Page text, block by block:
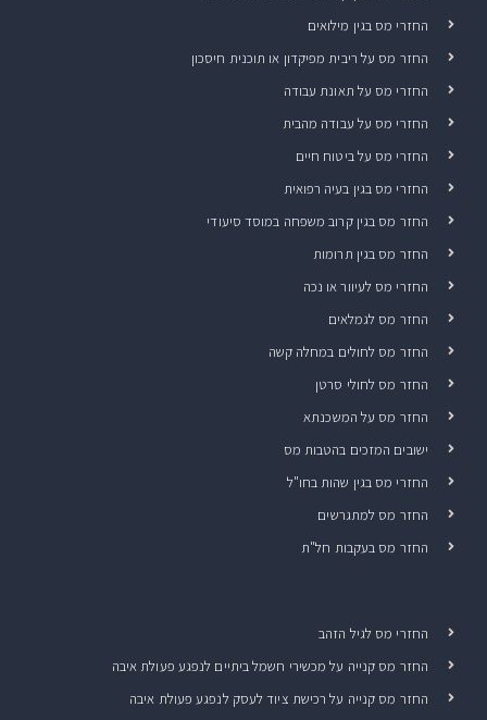
החזרי מס בגין מילואים
החזר מס על ריבית מפיקדון או תוכנית חיסכון
החזרי מס על תאונת עבודה
החזרי מס על עבודה מהבית
החזרי מס על ביטוח חיים
החזרי מס בגין בעיה רפואית
החזר מס בגין קרוב משפחה במוסד סיעודי
החזר מס בגין תרומות
החזרי מס לעיוור או נכה
החזר מס לגמלאים
החזר מס לחולים במחלה קשה
החזר מס לחולי סרטן
החזר מס על המשכנתא
ישובים המזכים בהטבות מס
החזרי מס בגין שהות בחו"ל
החזר מס למתגרשים
החזר מס בעקבות חל"ת
החזרי מס לגיל הזהב
החזר מס קנייה על מכשירי חשמל ביתיים לנפגע פעולת איבה
החזר מס קנייה על רכישת ציוד לעסק לנפגע פעולת איבה